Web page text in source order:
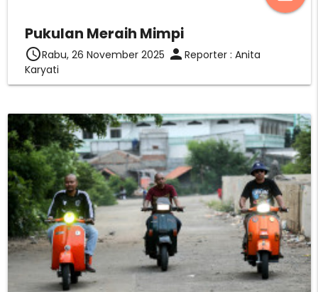
Pukulan Meraih Mimpi
access_timeRabu, 26 November 2025 person Reporter : Anita
Karyati